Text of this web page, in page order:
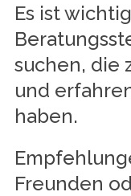
Es ist
suchen, die
und
haben.
Freunden